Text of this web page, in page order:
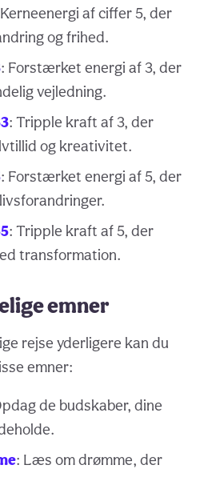
af ciffer 5, der
og frihed.
: Forstærket energi af 3, der
vejledning.
: Tripple kraft af 3, der
og kreativitet.
: Forstærket energi af 5, der
: Tripple kraft af 5, der
transformation.
emner
rejse yderligere kan du
emner:
de budskaber, dine
: Læs om drømme, der